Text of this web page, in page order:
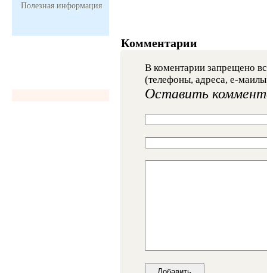
Полезная информация
Комментарии
В коментарии запрещено
(телефоны, адреса, е-
Оставить